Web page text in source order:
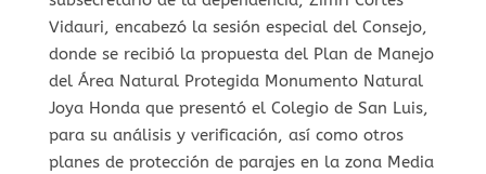
Vidauri, encabezó la sesión especial del Consejo,
donde se recibió la propuesta del Plan de Manejo
del Área Natural Protegida Monumento Natural
Joya Honda que presentó el Colegio de San Luis,
para su análisis y verificación, así como otros
planes de protección de parajes en la zona Media